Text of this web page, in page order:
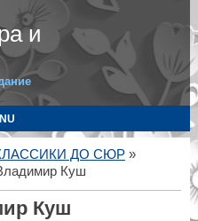
и
ДО СЮР»
Куш
Куш